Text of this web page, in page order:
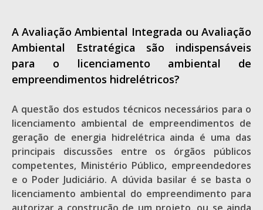
A Avaliação Ambiental Integrada ou Avaliação
Ambiental Estratégica são indispensáveis
para o licenciamento ambiental de
empreendimentos hidrelétricos?
A questão dos estudos técnicos necessários para o
licenciamento ambiental de empreendimentos de
geração de energia hidrelétrica ainda é uma das
principais discussões entre os órgãos públicos
competentes, Ministério Público, empreendedores
e o Poder Judiciário. A dúvida basilar é se basta o
licenciamento ambiental do empreendimento para